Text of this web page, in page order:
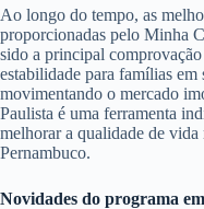
Ao longo do tempo, as
proporcionadas pelo Minha
sido a principal
estabilidade para famílias
movimentando o mercado
Paulista é uma ferramenta
melhorar a qualidade de
Pernambuco.
Novidades do programa